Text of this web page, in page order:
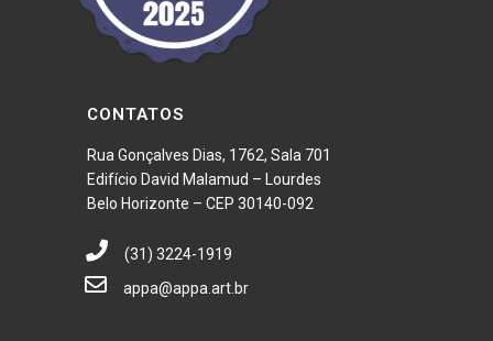
CONTATOS
Rua Gonçalves Dias, 1762, Sala 701
Edifício David Malamud – Lourdes
Belo Horizonte – CEP 30140-092
(31) 3224-1919
appa@appa.art.br